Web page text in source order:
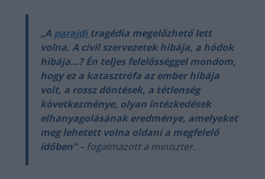
„A parajditragédia megelőzhető lett
volna. A civil szervezetek hibája, a hódok
hibája…? Én teljes felelősséggel mondom,
hogy ez a katasztrófa az ember hibája
volt, a rossz döntések, a tétlenség
következménye, olyan intézkedések
elhanyagolásának eredménye, amelyeket
meg lehetett volna oldani a megfelelő
időben”– fogalmazott a miniszter.